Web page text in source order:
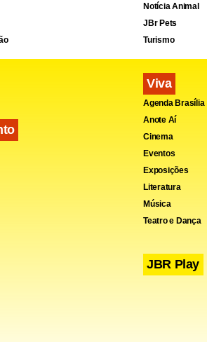
Notícia Animal
JBr Pets
Turismo
Viva
Agenda Brasília
Anote Aí
Cinema
Eventos
Exposições
Literatura
Música
Teatro e Dança
JBR Play